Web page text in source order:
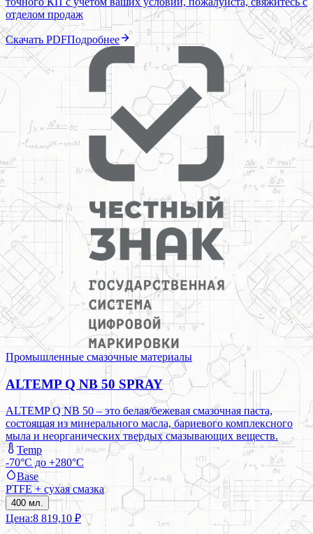
отделом продаж
Скачать PDFПодробнее
Промышленные смазочные материалы
ALTEMP Q NB 50 SPRAY
ALTEMP Q NB 50 – это белая/бежевая смазочная паста,
состоящая из минерального масла, бариевого комплексного
мыла и неорганических твердых смазывающих веществ.
Temp
-70°C до +280°C
Base
PTFE + сухая смазка
400 мл.
Цена:8 819,10 ₽